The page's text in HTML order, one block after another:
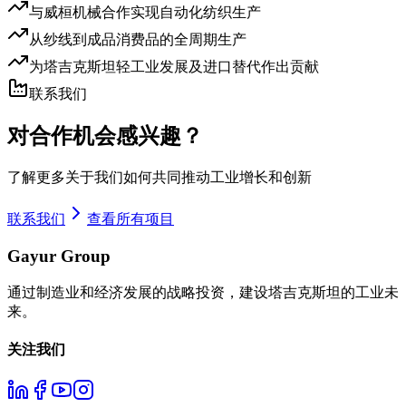
与威桓机械合作实现自动化纺织生产
从纱线到成品消费品的全周期生产
为塔吉克斯坦轻工业发展及进口替代作出贡献
联系我们
对合作机会感兴趣？
了解更多关于我们如何共同推动工业增长和创新
联系我们 查看所有项目
Gayur Group
通过制造业和经济发展的战略投资，建设塔吉克斯坦的工业未
来。
关注我们